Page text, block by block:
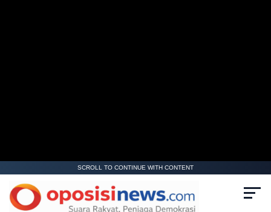
SCROLL TO CONTINUE WITH CONTENT